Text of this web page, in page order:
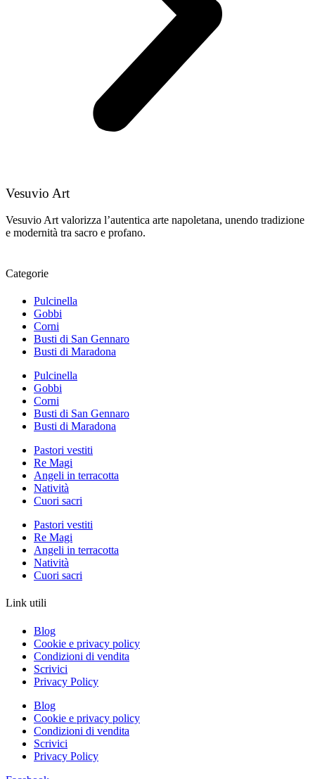
Vesuvio Art
Vesuvio Art valorizza l’autentica arte napoletana, unendo tradizione
e modernità tra sacro e profano.
Categorie
Pulcinella
Gobbi
Corni
Busti di San Gennaro
Busti di Maradona
Pulcinella
Gobbi
Corni
Busti di San Gennaro
Busti di Maradona
Pastori vestiti
Re Magi
Angeli in terracotta
Natività
Cuori sacri
Pastori vestiti
Re Magi
Angeli in terracotta
Natività
Cuori sacri
Link utili
Blog
Cookie e privacy policy
Condizioni di vendita
Scrivici
Privacy Policy
Blog
Cookie e privacy policy
Condizioni di vendita
Scrivici
Privacy Policy